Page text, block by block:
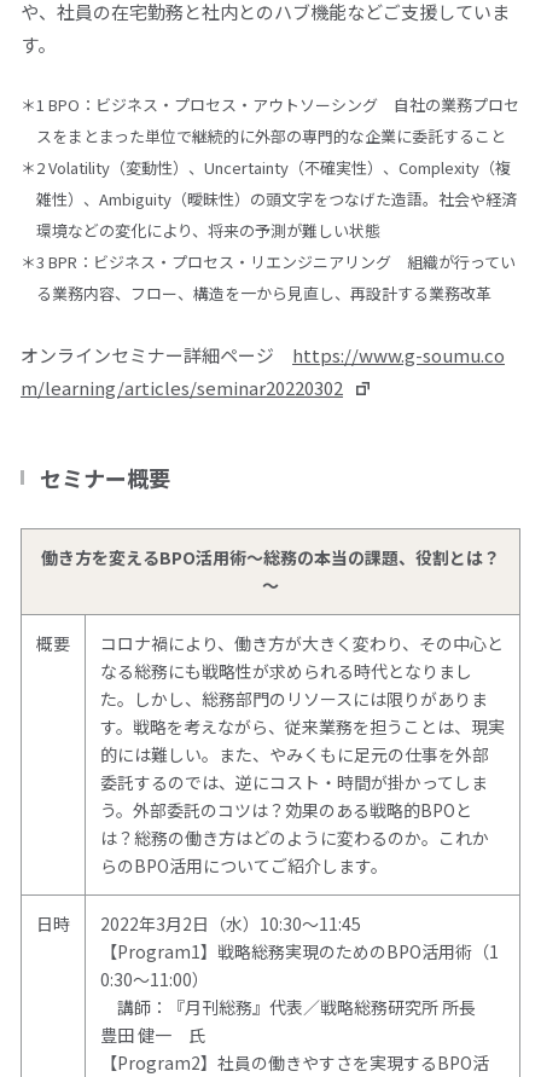
や、社員の在宅勤務と社内とのハブ機能などご支援していま
す。
＊1 BPO：ビジネス・プロセス・アウトソーシング 自社の業務プロセ
スをまとまった単位で継続的に外部の専門的な企業に委託すること
＊2 Volatility（変動性）、Uncertainty（不確実性）、Complexity（複
雑性）、Ambiguity（曖昧性）の頭文字をつなげた造語。社会や経済
環境などの変化により、将来の予測が難しい状態
＊3 BPR：ビジネス・プロセス・リエンジニアリング 組織が行ってい
る業務内容、フロー、構造を一から見直し、再設計する業務改革
オンラインセミナー詳細ページ https://www.g-soumu.co
m/learning/articles/seminar20220302
セミナー概要
働き方を変えるBPO活用術～総務の本当の課題、役割とは？
～
概要
コロナ禍により、働き方が大きく変わり、その中心と
なる総務にも戦略性が求められる時代となりまし
た。しかし、総務部門のリソースには限りがありま
す。戦略を考えながら、従来業務を担うことは、現実
的には難しい。また、やみくもに足元の仕事を外部
委託するのでは、逆にコスト・時間が掛かってしま
う。外部委託のコツは？効果のある戦略的BPOと
は？総務の働き方はどのように変わるのか。これか
らのBPO活用についてご紹介します。
日時
2022年3月2日（水）10:30～11:45
【Program1】戦略総務実現のためのBPO活用術（1
0:30～11:00）
講師：『月刊総務』代表／戦略総務研究所 所長
豊田 健一 氏
【Program2】社員の働きやすさを実現するBPO活